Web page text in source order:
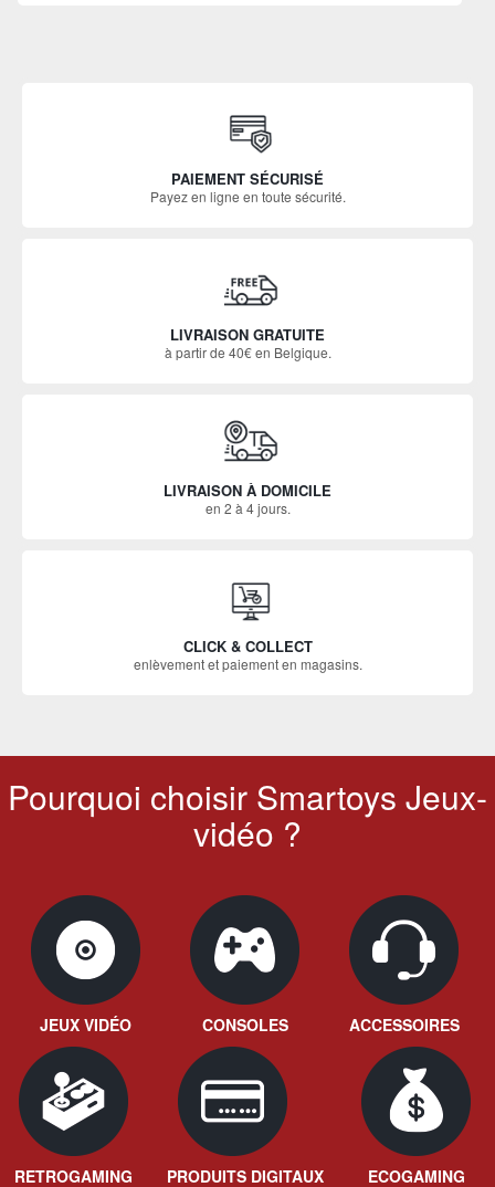
PAIEMENT SÉCURISÉ
Payez en ligne en toute sécurité.
LIVRAISON GRATUITE
à partir de 40€ en Belgique.
LIVRAISON À DOMICILE
en 2 à 4 jours.
CLICK & COLLECT
enlèvement et paiement en magasins.
Pourquoi choisir Smartoys Jeux-
vidéo ?
JEUX VIDÉO CONSOLES ACCESSOIRES
RETROGAMING PRODUITS DIGITAUX ECOGAMING